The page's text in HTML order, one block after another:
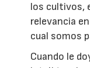
los cultivos,
relevancia
cual somos
Cuando le